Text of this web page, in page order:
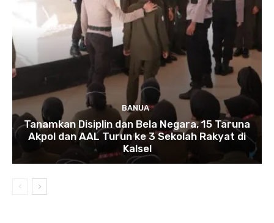
BANUA
Tanamkan Disiplin dan Bela Negara, 15 Taruna
Akpol dan AAL Turun ke 3 Sekolah Rakyat di
Kalsel